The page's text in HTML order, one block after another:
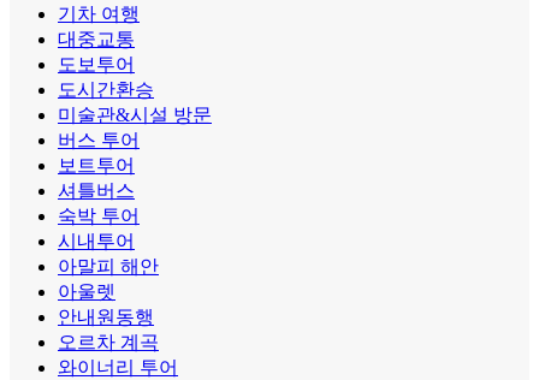
기차 여행
대중교통
도보투어
도시간환승
미술관&시설 방문
버스 투어
보트투어
셔틀버스
숙박 투어
시내투어
아말피 해안
아울렛
안내원동행
오르차 계곡
와이너리 투어